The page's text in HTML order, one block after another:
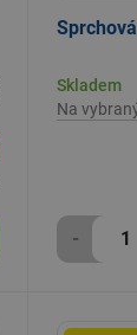
Skladem
Na
-